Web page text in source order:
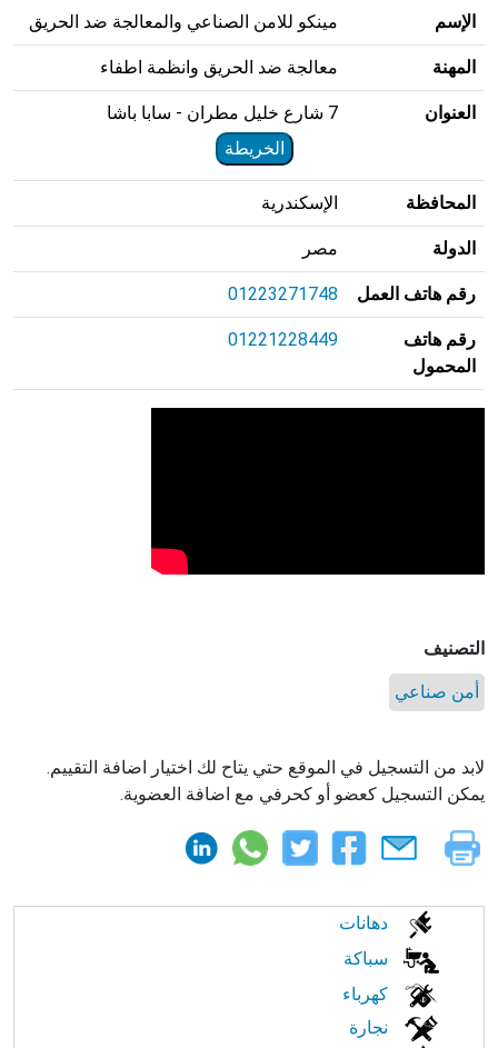
الإسم مينكو للامن الصناعي والمعالجة ضد الحريق
المهنة معالجة ضد الحريق وانظمة اطفاء
العنوان
7 شارع خليل مطران - سابا باشا
الخريطة
المحافظة الإسكندرية
الدولة مصر
رقم هاتف العمل 01223271748
رقم هاتف
المحمول
01221228449
التصنيف
أمن صناعي
لابد من التسجيل في الموقع حتي يتاح لك اختيار اضافة التقييم.
يمكن التسجيل كعضو أو كحرفي مع اضافة العضوية.
الابحار
النت
دهانات
سباكة
كهرباء
نجارة